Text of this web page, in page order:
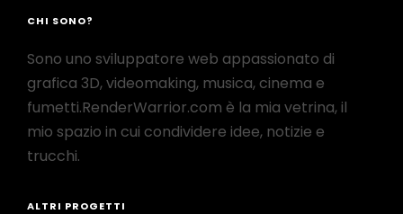
CHI SONO?
Sono uno sviluppatore web appassionato di
grafica 3D, videomaking, musica, cinema e
fumetti.RenderWarrior.com è la mia vetrina, il
mio spazio in cui condividere idee, notizie e
trucchi.
ALTRI PROGETTI